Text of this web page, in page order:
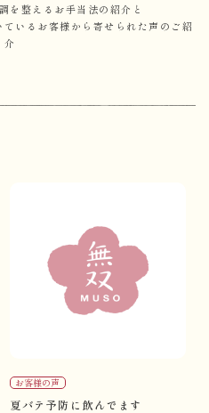
を整えるお手当法の紹介と
いるお客様から寄せられた声のご紹
介
お客様の声
夏バテ予防に飲んでます